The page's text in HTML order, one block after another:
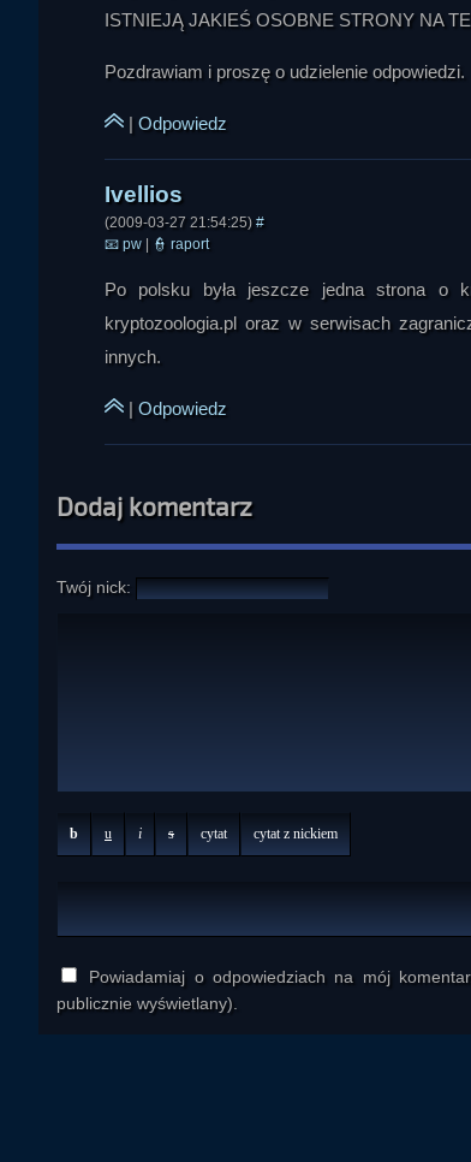
ISTNIEJĄ JAKIEŚ OSOBNE STRONY NA
Pozdrawiam i proszę o udzielenie odpowiedzi.
| Odpowiedz
(2009-03-27 21:54:25) #
📧 pw 👮 raport
Po polsku była jeszcze jedna strona o
kryptozoologia.pl oraz w serwisach
innych.
| Odpowiedz
Dodaj komentarz
Twój nick:
b u i s cytat cytat z nickiem
Powiadamiaj o odpowiedziach na mój
publicznie wyświetlany).